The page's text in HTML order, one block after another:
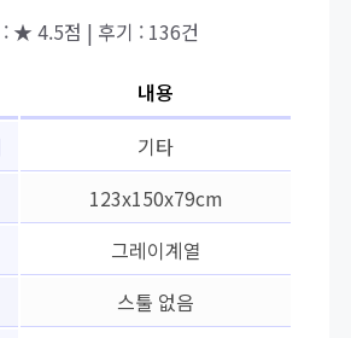
: ★ 4.5점 | 후기 : 136건
내용
기타
123x150x79cm
그레이계열
스툴 없음